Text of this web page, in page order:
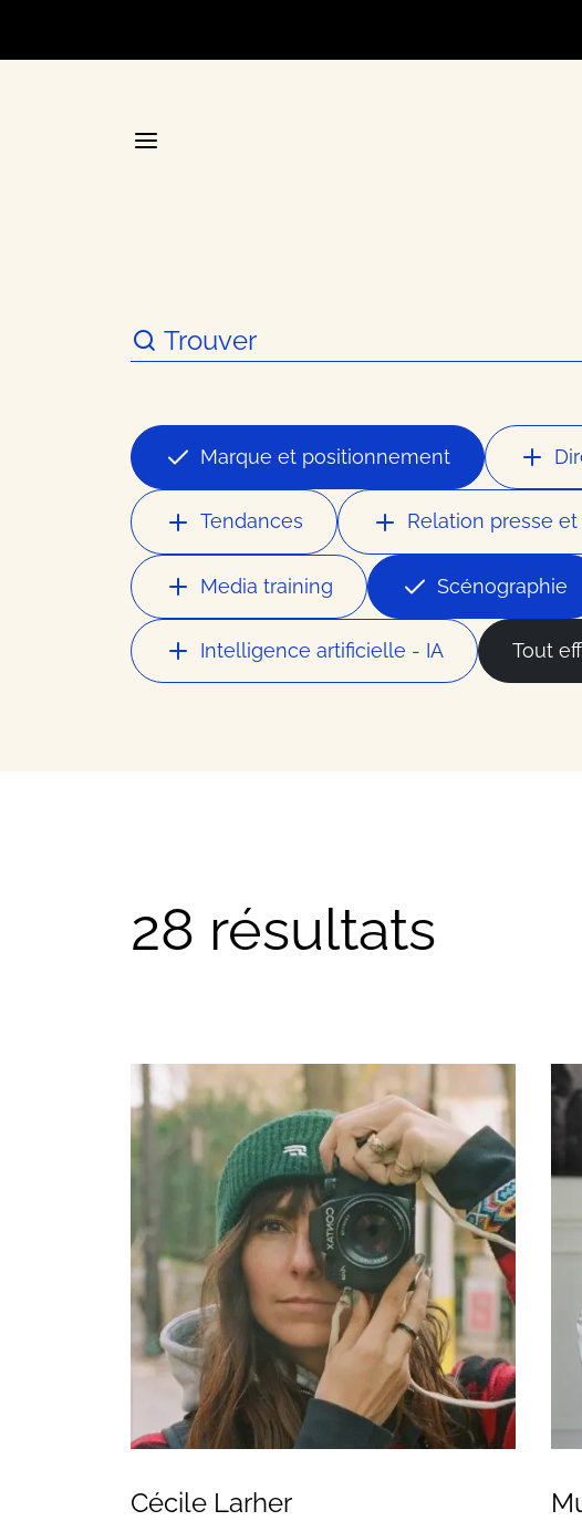
La plateforme stratégique des
Annuaire
Nos meilleurs contacts dans la
Nos meilleurs conseils business
FAQ
Marque et positionnement
Tendances Relation presse
Media training Scénographie
Intelligence artificielle - IA Tout
28 résultats
Cécile Larher